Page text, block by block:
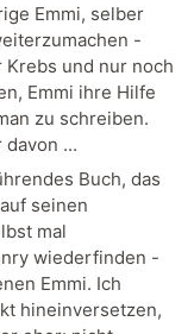
Emmi, selber
-
und nur noch
Emmi ihre Hilfe
zu schreiben.
...
Buch, das
seinen
mal
wiederfinden -
Emmi. Ich
hineinversetzen,